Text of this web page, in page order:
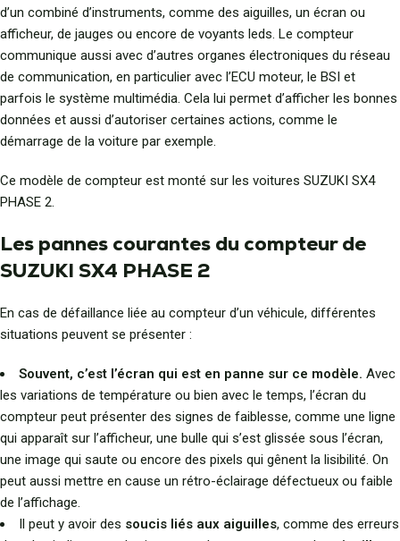
d’un combiné d’instruments, comme des aiguilles, un écran ou
afficheur, de jauges ou encore de voyants leds. Le compteur
communique aussi avec d’autres organes électroniques du réseau
de communication, en particulier avec l’ECU moteur, le BSI et
parfois le système multimédia. Cela lui permet d’afficher les bonnes
données et aussi d’autoriser certaines actions, comme le
démarrage de la voiture par exemple.
Ce modèle de compteur est monté sur les voitures SUZUKI SX4
PHASE 2.
Les pannes courantes du compteur de
SUZUKI SX4 PHASE 2
En cas de défaillance liée au compteur d’un véhicule, différentes
situations peuvent se présenter :
Souvent, c’est l’écran qui est en panne sur ce modèle. Avec
les variations de température ou bien avec le temps, l’écran du
compteur peut présenter des signes de faiblesse, comme une ligne
qui apparaît sur l’afficheur, une bulle qui s’est glissée sous l’écran,
une image qui saute ou encore des pixels qui gênent la lisibilité. On
peut aussi mettre en cause un rétro-éclairage défectueux ou faible
de l’affichage.
Il peut y avoir des soucis liés aux aiguilles, comme des erreurs